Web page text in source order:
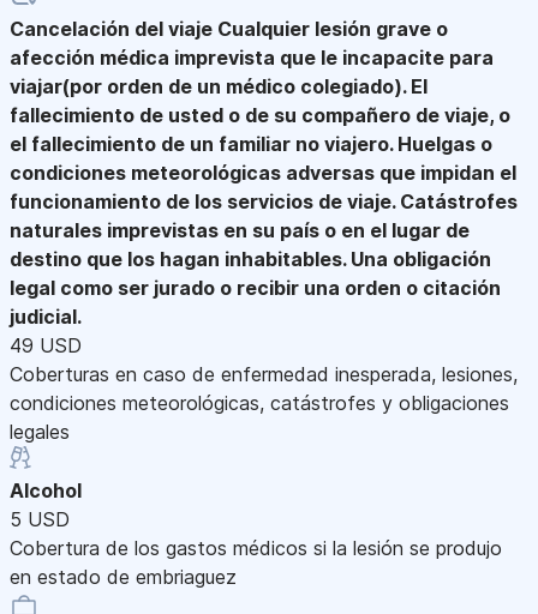
Cancelación del viaje Cualquier lesión grave o
afección médica imprevista que le incapacite para
viajar(por orden de un médico colegiado). El
fallecimiento de usted o de su compañero de viaje, o
el fallecimiento de un familiar no viajero. Huelgas o
condiciones meteorológicas adversas que impidan el
funcionamiento de los servicios de viaje. Catástrofes
naturales imprevistas en su país o en el lugar de
destino que los hagan inhabitables. Una obligación
legal como ser jurado o recibir una orden o citación
judicial.
49 USD
Coberturas en caso de enfermedad inesperada, lesiones,
condiciones meteorológicas, catástrofes y obligaciones
legales
Alcohol
5 USD
Cobertura de los gastos médicos si la lesión se produjo
en estado de embriaguez